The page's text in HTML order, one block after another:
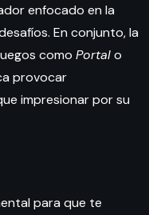
enfocado en la
En conjunto, la
como Portalo
provocar
impresionar por su
para que te